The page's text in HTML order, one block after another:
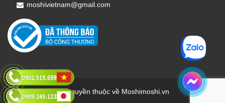
moshivietnam@gmail.com
Bản quyền thuộc về Moshimoshi.vn